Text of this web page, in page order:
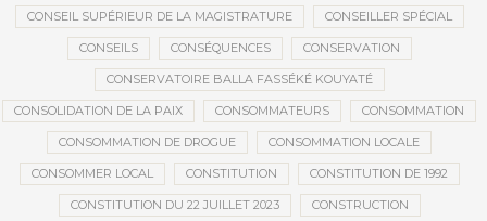
CONSEIL SUPÉRIEUR DE LA MAGISTRATURE CONSEILLER SPÉCIAL
CONSEILS CONSÉQUENCES CONSERVATION
CONSERVATOIRE BALLA FASSÉKÉ KOUYATÉ
CONSOLIDATION DE LA PAIX CONSOMMATEURS CONSOMMATION
CONSOMMATION DE DROGUE CONSOMMATION LOCALE
CONSOMMER LOCAL CONSTITUTION CONSTITUTION DE 1992
CONSTITUTION DU 22 JUILLET 2023 CONSTRUCTION